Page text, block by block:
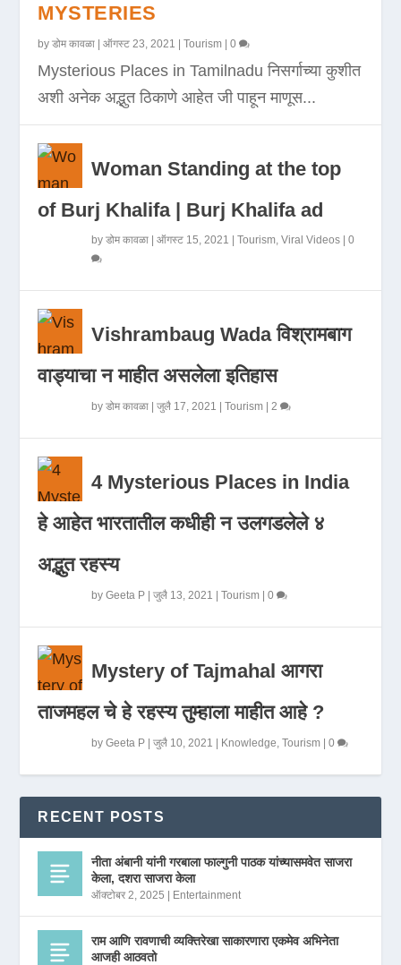
MYSTERIES
byडोम कावळा |ऑगस्ट 23, 2021 |Tourism |0
Mysterious Places in Tamilnadu निसर्गाच्या कुशीत
अशी अनेक अद्भुत ठिकाणे आहेत जी पाहून माणूस...
Woman Standing at the top
of Burj Khalifa | Burj Khalifa ad
byडोम कावळा |ऑगस्ट 15, 2021 |Tourism ,Viral Videos |0
Vishrambaug Wada विश्रामबाग
वाड्याचा न माहीत असलेला इतिहास
byडोम कावळा |जुलै 17, 2021 |Tourism | 2
4 Mysterious Places in India
हे आहेत भारतातील कधीही न उलगडलेले ४
अद्भुत रहस्य
byGeeta P |जुलै 13, 2021 |Tourism |0
Mystery of Tajmahal आगरा
ताजमहल चे हे रहस्य तुम्हाला माहीत आहे ?
byGeeta P |जुलै 10, 2021 | Knowledge ,Tourism |0
RECENT POSTS
नीता अंबानी यांनी गरबाला फाल्गुनी पाठक यांच्यासमवेत साजरा
केला, दशरा साजरा केला
ऑक्टोबर 2, 2025 | Entertainment
राम आणि रावणाची व्यक्तिरेखा साकारणारा एकमेव अभिनेता
आजही आठवतो